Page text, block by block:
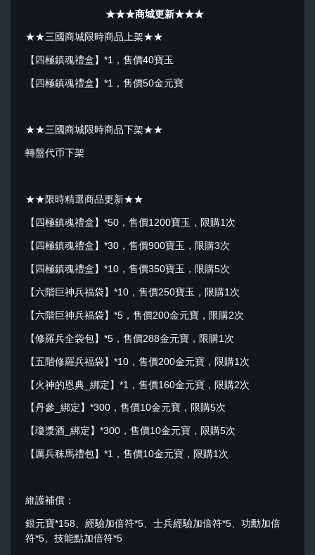
★★★商城更新★★★
★★三國商城限時商品上架★★
【四極鎮魂禮盒】*1，售價40寶玉
【四極鎮魂禮盒】*1，售價50金元寶
★★三國商城限時商品下架★★
轉盤代币下架
★★限時精選商品更新★★
【四極鎮魂禮盒】*50，售價1200寶玉，限購1次
【四極鎮魂禮盒】*30，售價900寶玉，限購3次
【四極鎮魂禮盒】*10，售價350寶玉，限購5次
【六階巨神兵福袋】*10，售價250寶玉，限購1次
【六階巨神兵福袋】*5，售價200金元寶，限購2次
【修羅兵全袋包】*5，售價288金元寶，限購1次
【五階修羅兵福袋】*10，售價200金元寶，限購1次
【火神的恩典_綁定】*1，售價160金元寶，限購2次
【丹參_綁定】*300，售價10金元寶，限購5次
【瓊漿酒_綁定】*300，售價10金元寶，限購5次
【厲兵秣馬禮包】*1，售價10金元寶，限購1次
維護補償：
銀元寶*158、經驗加倍符*5、士兵經驗加倍符*5、功勳加倍
符*5、技能點加倍符*5